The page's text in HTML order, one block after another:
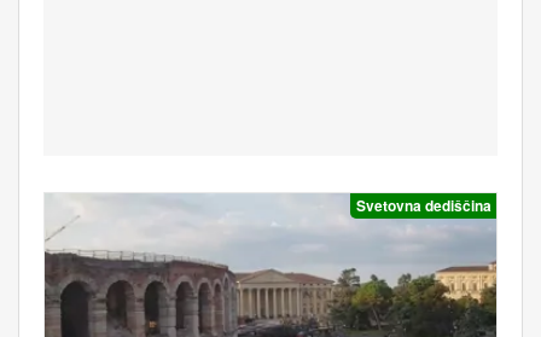
Svetovna dediščina